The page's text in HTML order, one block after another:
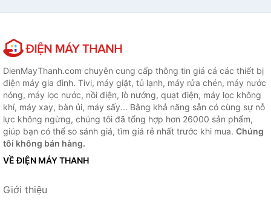
DienMayThanh.com chuyên cung cấp thông tin giá cả các thiết bị
điện máy gia đình. Tivi, máy giặt, tủ lạnh, máy rửa chén, máy nước
nóng, máy lọc nước, nồi điện, lò nướng, quạt điện, máy lọc không
khí, máy xay, bàn ủi, máy sấy... Bằng khả năng sẵn có cùng sự nỗ
lực không ngừng, chúng tôi đã tổng hợp hơn 26000 sản phẩm,
giúp bạn có thể so sánh giá, tìm giá rẻ nhất trước khi mua. Chúng
tôi không bán hàng.
VỀ ĐIỆN MÁY THANH
Giới thiệu